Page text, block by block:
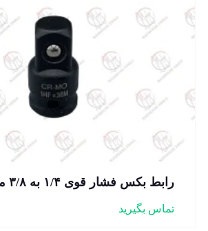
رابط بکس فشار قوی ۱/۴ به ۳/۸ مشکی
تماس بگیرید